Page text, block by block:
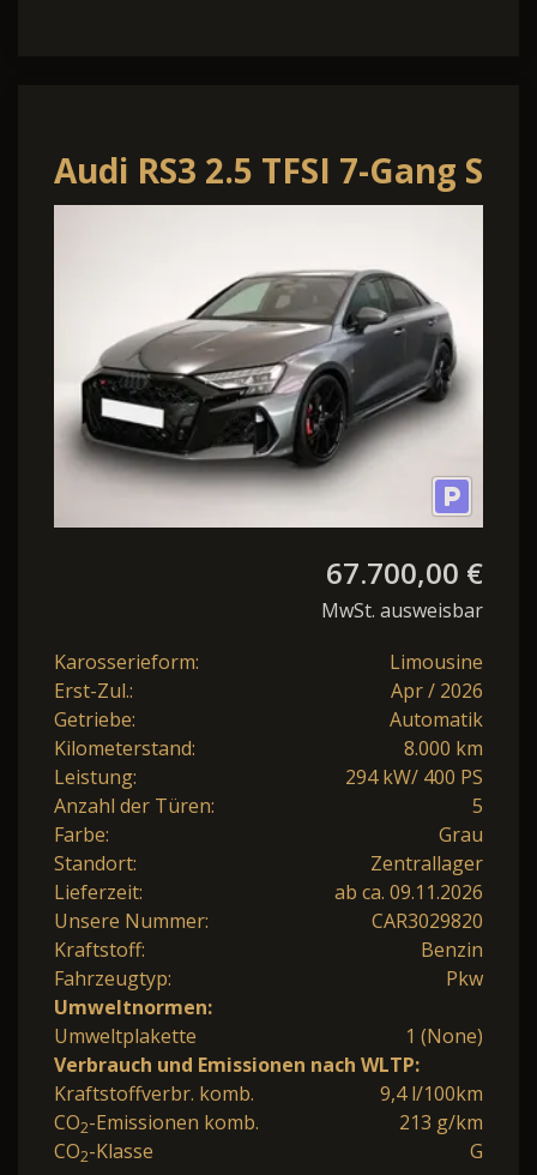
Audi RS3 2.5 TFSI 7-Gang S
tronic quattro
67.700,00 €
MwSt. ausweisbar
Karosserieform:
Limousine
Erst-Zul.:
Apr / 2026
Getriebe:
Automatik
Kilometerstand:
8.000 km
Leistung:
294 kW/ 400 PS
Anzahl der Türen:
5
Farbe:
Grau
Standort:
Zentrallager
Lieferzeit:
ab ca. 09.11.2026
Unsere Nummer:
CAR3029820
Kraftstoff:
Benzin
Fahrzeugtyp:
Pkw
Umweltnormen:
Umweltplakette
1 (None)
Verbrauch und Emissionen nach WLTP:
Kraftstoffverbr. komb.
9,4 l/100km
CO2-Emissionen komb.
213 g/km
CO2-Klasse G